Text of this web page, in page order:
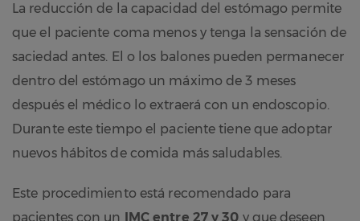
La reducción de la capacidad del estómago permite
que el paciente coma menos y tenga la sensación de
saciedad antes. El o los balones pueden permanecer
dentro del estómago un máximo de 3 meses
después el médico lo extraerá con un endoscopio.
Durante este tiempo el paciente tiene que adoptar
nuevos hábitos de comida más saludables.
Este procedimiento está recomendado para
pacientes con un IMC entre 27 y 30 y que deseen